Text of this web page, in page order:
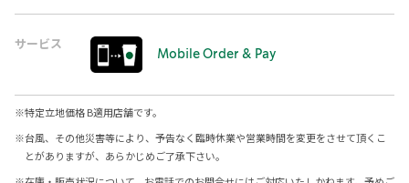
サービス
Mobile Order & Pay
※特定立地価格 B適用店舗です。
※台風、その他災害等により、予告なく臨時休業や営業時間を変更をさせて頂くこ
とがありますが、あらかじめご了承下さい。